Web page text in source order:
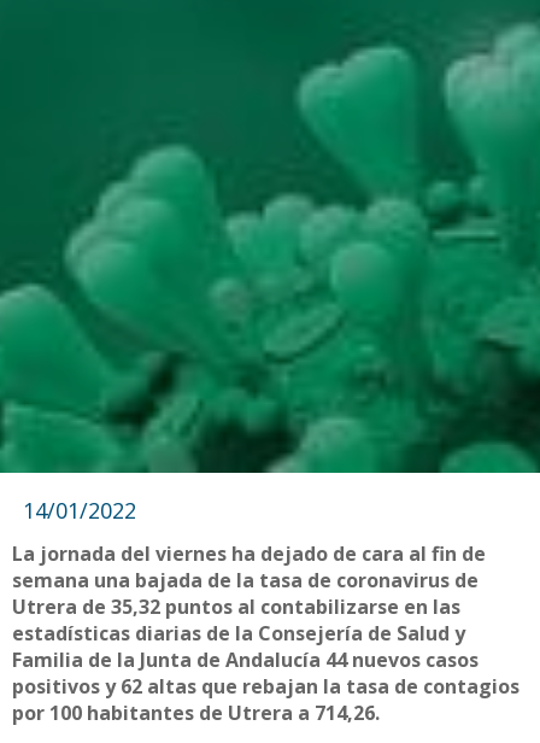
14/01/2022
La jornada del viernes ha dejado de cara al fin de
semana una bajada de la tasa de coronavirus de
Utrera de 35,32 puntos al contabilizarse en las
estadísticas diarias de la Consejería de Salud y
Familia de la Junta de Andalucía 44 nuevos casos
positivos y 62 altas que rebajan la tasa de contagios
por 100 habitantes de Utrera a 714,26.